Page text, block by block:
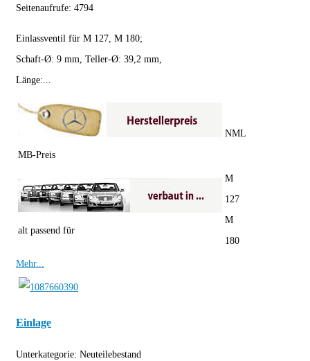
Seitenaufrufe: 4794
Einlassventil für M 127, M 180;
Schaft-Ø: 9 mm, Teller-Ø: 39,2 mm,
Länge:...
MB-Preis
NML
alt passend für
M
127
M
180
Mehr...
Einlage
Unterkategorie: Neuteilebestand